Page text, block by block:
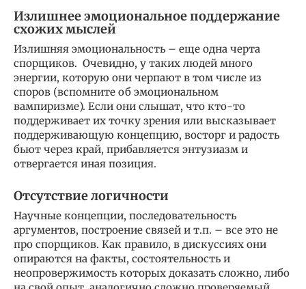
Излишнее эмоциональное поддержание
схожих мыслей
Излишняя эмоциональность – еще одна черта
спорщиков. Очевидно, у таких людей много
энергии, которую они черпают в том числе из
споров (вспомните об эмоциональном
вампиризме). Если они слышат, что кто-то
поддерживает их точку зрения или высказывает
поддерживающую концепцию, восторг и радость
бьют через край, прибавляется энтузиазм и
отвергается иная позиция.
Отсутствие логичности
Научные концепции, последовательность
аргументов, построение связей и т.п. – все это не
про спорщиков. Как правило, в дискуссиях они
опираются на факты, состоятельность и
неопровержимость которых доказать сложно, либо